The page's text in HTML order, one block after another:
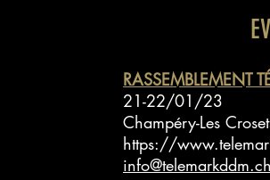
RASSEMBLEMENT
21-22/01/23
Champéry-Les
https://
info@telemarkddm.ch